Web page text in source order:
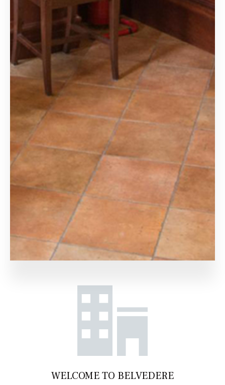
WELCOME TO BELVEDERE